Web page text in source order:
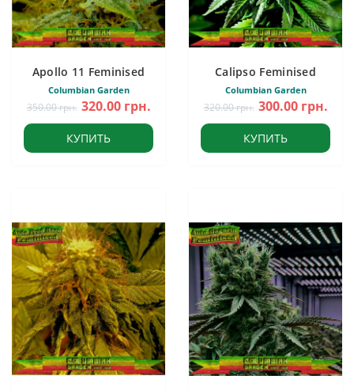
Apollo 11 Feminised
Columbian Garden
350.00 грн. 320.00 грн.
КУПИТЬ
Calipso Feminised
Columbian Garden
320.00 грн. 300.00 грн.
КУПИТЬ